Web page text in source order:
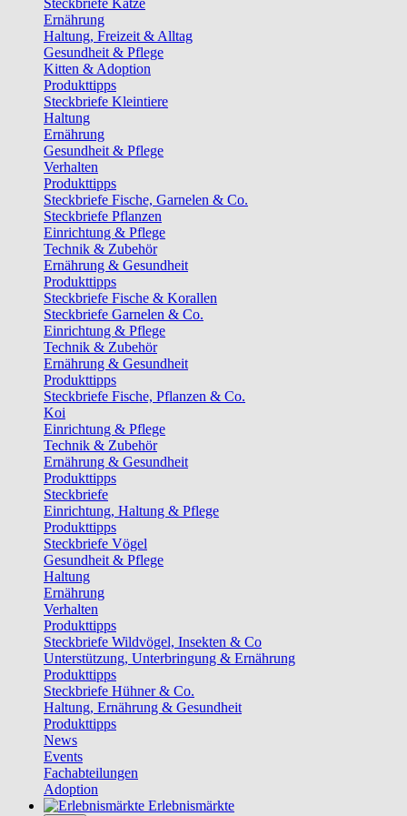
Steckbriefe Katze
Ernährung
Haltung, Freizeit & Alltag
Gesundheit & Pflege
Kitten & Adoption
Produkttipps
Steckbriefe Kleintiere
Haltung
Ernährung
Gesundheit & Pflege
Verhalten
Produkttipps
Steckbriefe Fische, Garnelen & Co.
Steckbriefe Pflanzen
Einrichtung & Pflege
Technik & Zubehör
Ernährung & Gesundheit
Produkttipps
Steckbriefe Fische & Korallen
Steckbriefe Garnelen & Co.
Einrichtung & Pflege
Technik & Zubehör
Ernährung & Gesundheit
Produkttipps
Steckbriefe Fische, Pflanzen & Co.
Koi
Einrichtung & Pflege
Technik & Zubehör
Ernährung & Gesundheit
Produkttipps
Steckbriefe
Einrichtung, Haltung & Pflege
Produkttipps
Steckbriefe Vögel
Gesundheit & Pflege
Haltung
Ernährung
Verhalten
Produkttipps
Steckbriefe Wildvögel, Insekten & Co
Unterstützung, Unterbringung & Ernährung
Produkttipps
Steckbriefe Hühner & Co.
Haltung, Ernährung & Gesundheit
Produkttipps
News
Events
Fachabteilungen
Adoption
Erlebnismärkte